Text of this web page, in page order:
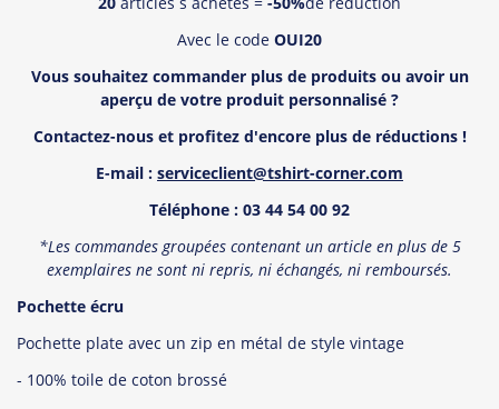
Avec le code OUI20
Vous souhaitez commander plus de produits ou avoir un
aperçu de votre produit personnalisé ?
Contactez-nous et profitez d'encore plus de réductions !
E-mail : serviceclient@tshirt-corner.com
Téléphone : 03 44 54 00 92
*Les commandes groupées contenant un article en plus de 5
exemplaires ne sont ni repris, ni échangés, ni remboursés.
Pochette écru
Pochette plate avec un zip en métal de style vintage
- 100% toile de coton brossé